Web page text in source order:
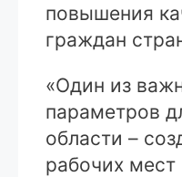
повышения
граждан
«Один из
параметров
области –
рабочих